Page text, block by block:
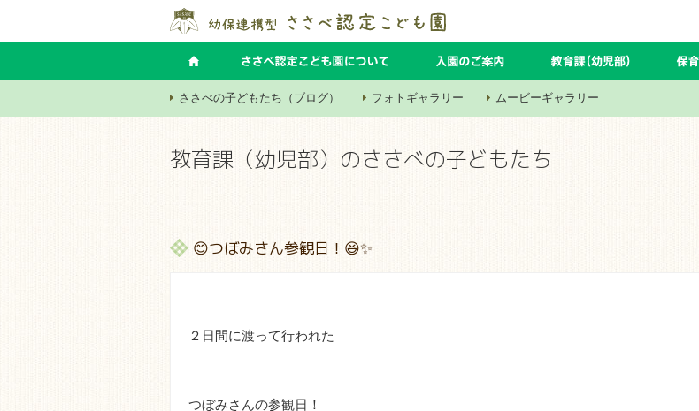
ささべの子どもたち（ブログ） フォトギャラリー ムービーギャラリー
教育課（幼児部）のささべの子どもたち
😊つぼみさん参観日！😆✨
２日間に渡って行われた
つぼみさんの参観日！